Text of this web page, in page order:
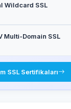
Wildcard SSL
Multi-Domain SSL
SSL Sertifikaları